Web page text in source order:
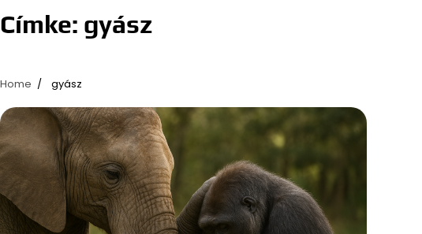
Címke: gyász
Home gyász